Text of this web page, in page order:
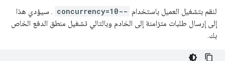
لنقم بتشغيل العميل باستخدام --concurrency=10
. سيؤدي هذا
إلى إرسال طلبات متزامنة إلى الخادم وبالتالي تشغيل منطق الدفع الخاص
بك.